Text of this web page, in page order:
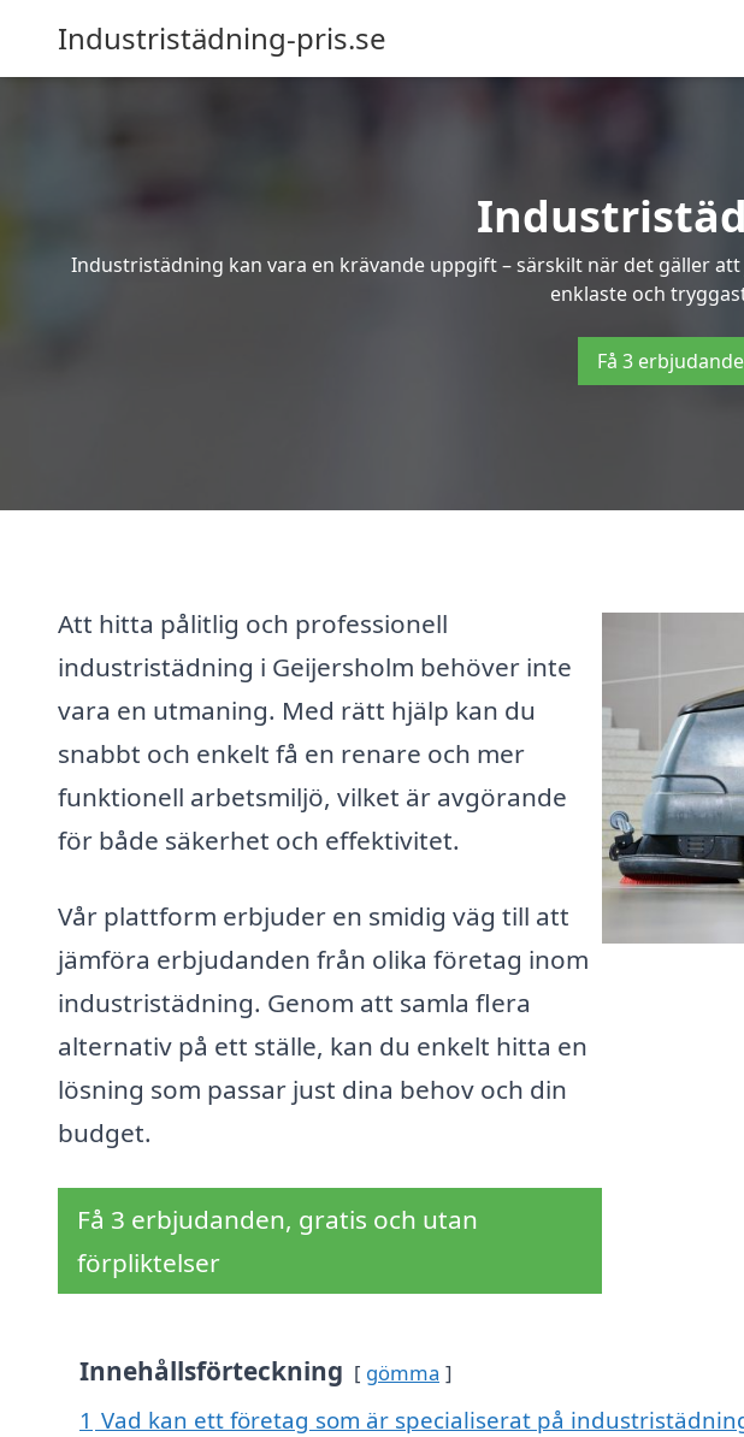
Industristädning-pris.se
Industristädning kan vara en krävande uppgift – särskilt när det gäller
enklaste och
Få 3
Att hitta pålitlig och professionell
industristädning i Geijersholm behöver inte
vara en utmaning. Med rätt hjälp kan du
snabbt och enkelt få en renare och mer
funktionell arbetsmiljö, vilket är avgörande
för både säkerhet och effektivitet.
Vår plattform erbjuder en smidig väg till att
jämföra erbjudanden från olika företag inom
industristädning. Genom att samla flera
alternativ på ett ställe, kan du enkelt hitta en
lösning som passar just dina behov och din
budget.
Få 3 erbjudanden, gratis och utan
förpliktelser
Innehållsförteckning gömma
1 Vad kan ett företag som är specialiserat på